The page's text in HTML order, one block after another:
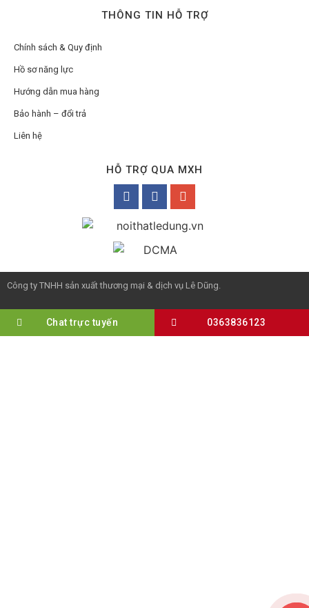
THÔNG TIN HỖ TRỢ
Chính sách & Quy định
Hồ sơ năng lực
Hướng dẫn mua hàng
Bảo hành – đổi trả
Liên hệ
HỖ TRỢ QUA MXH
Công ty TNHH sản xuất thương mại & dịch vụ Lê Dũng.
Chat trực tuyến 0363836123